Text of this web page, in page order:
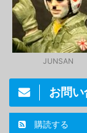
JUNSAN
お問
購読する